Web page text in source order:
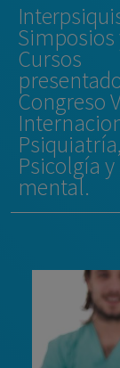
Simposios
Cursos
Congreso
Psiquiatría,
Psicolgía
mental.